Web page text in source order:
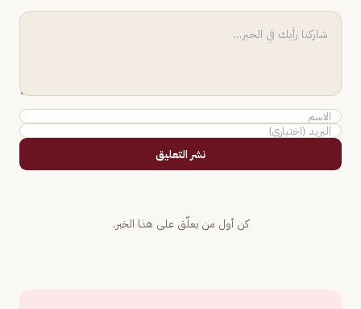
نشر التعليق
كن أول من يعلّق على هذا الخبر.